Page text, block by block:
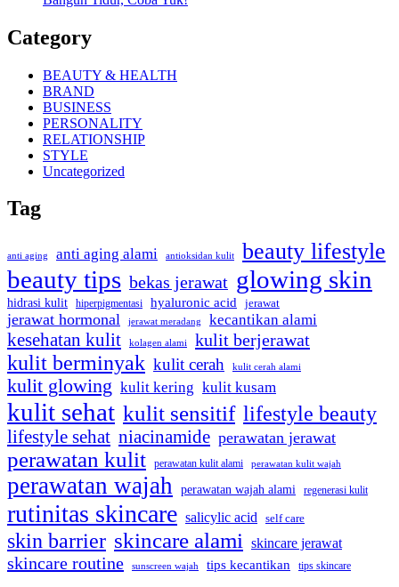
Category
BEAUTY & HEALTH
BRAND
BUSINESS
PERSONALITY
RELATIONSHIP
STYLE
Uncategorized
Tag
anti aging anti aging alami antioksidan kulit beauty lifestyle
beauty tips bekas jerawat glowing skin
hidrasi kulit hiperpigmentasi hyaluronic acid jerawat
jerawat hormonal jerawat meradang kecantikan alami
kesehatan kulit kolagen alami kulit berjerawat
kulit berminyak kulit cerah kulit cerah alami
kulit glowing kulit kering kulit kusam
kulit sehat kulit sensitif lifestyle beauty
lifestyle sehat niacinamide perawatan jerawat
perawatan kulit perawatan kulit alami perawatan kulit wajah
perawatan wajah perawatan wajah alami regenerasi kulit
rutinitas skincare salicylic acid self care
skin barrier skincare alami skincare jerawat
skincare routine sunscreen wajah tips kecantikan tips skincare